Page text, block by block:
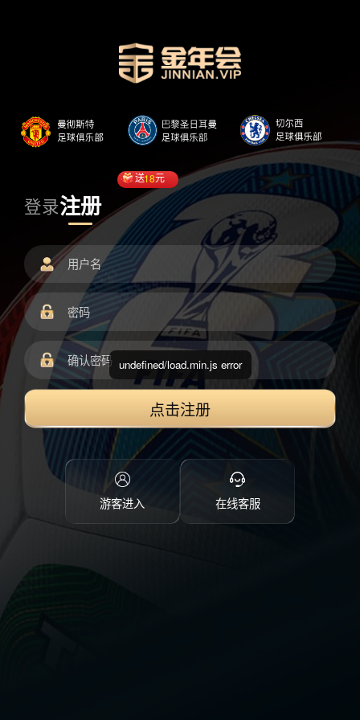
登录注册
送18元
点击注册
游客进入 在线客服
undefined/load.min.js error